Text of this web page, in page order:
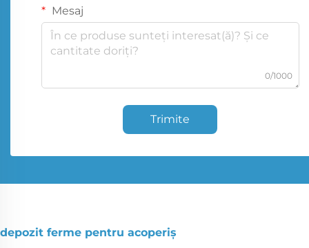
Mesaj
0/1000
Trimite
depozit ferme pentru acoperiș